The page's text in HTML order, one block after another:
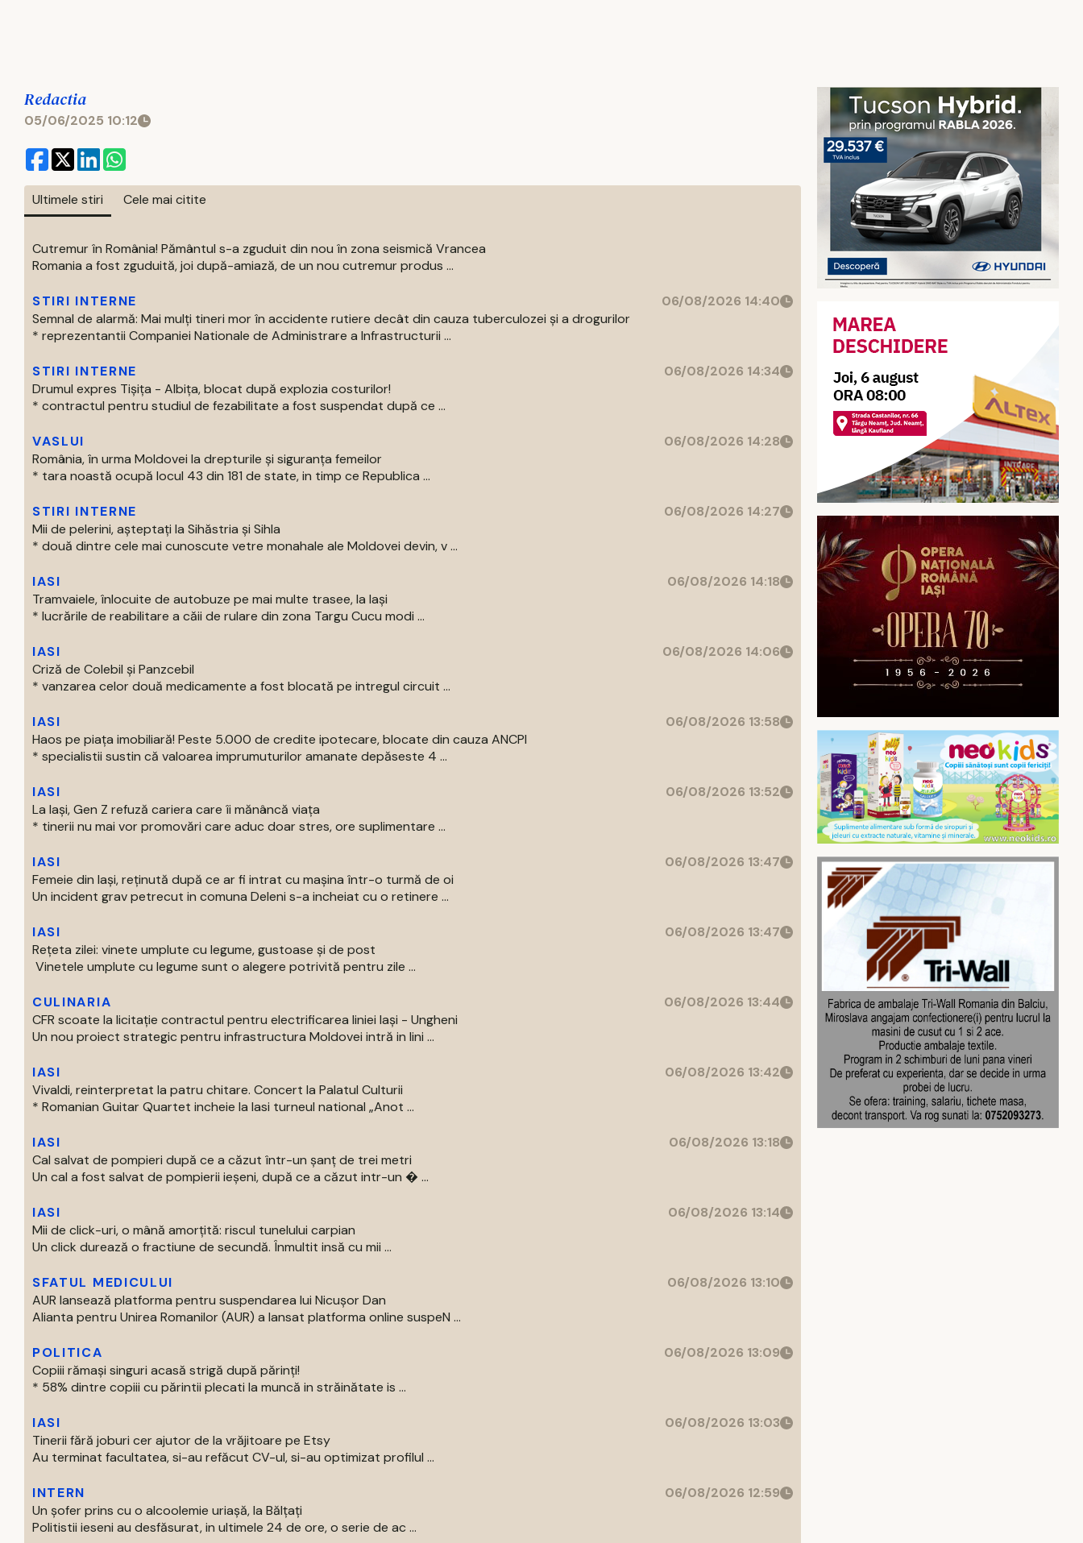
Redactia
05/06/2025 10:12
Ultimele stiri Cele mai citite
Cutremur în România! Pământul s-a zguduit din nou în zona seismică Vrancea
Romania a fost zguduită, joi după-amiază, de un nou cutremur produs ...
STIRI INTERNE
06/08/2026 14:40
Semnal de alarmă: Mai mulți tineri mor în accidente rutiere decât din cauza tuberculozei și a drogurilor
* reprezentantii Companiei Nationale de Administrare a Infrastructurii ...
STIRI INTERNE
06/08/2026 14:34
Drumul expres Tișița - Albița, blocat după explozia costurilor!
* contractul pentru studiul de fezabilitate a fost suspendat după ce ...
VASLUI
06/08/2026 14:28
România, în urma Moldovei la drepturile și siguranța femeilor
* tara noastă ocupă locul 43 din 181 de state, in timp ce Republica ...
STIRI INTERNE
06/08/2026 14:27
Mii de pelerini, așteptați la Sihăstria și Sihla
* două dintre cele mai cunoscute vetre monahale ale Moldovei devin, v ...
IASI
06/08/2026 14:18
Tramvaiele, înlocuite de autobuze pe mai multe trasee, la Iași
* lucrările de reabilitare a căii de rulare din zona Targu Cucu modi ...
IASI
06/08/2026 14:06
Criză de Colebil și Panzcebil
* vanzarea celor două medicamente a fost blocată pe intregul circuit ...
IASI
06/08/2026 13:58
Haos pe piața imobiliară! Peste 5.000 de credite ipotecare, blocate din cauza ANCPI
* specialistii sustin că valoarea imprumuturilor amanate depăseste 4 ...
IASI
06/08/2026 13:52
La Iași, Gen Z refuză cariera care îi mănâncă viața
* tinerii nu mai vor promovări care aduc doar stres, ore suplimentare ...
IASI
06/08/2026 13:47
Femeie din Iași, reținută după ce ar fi intrat cu mașina într-o turmă de oi
Un incident grav petrecut in comuna Deleni s-a incheiat cu o retinere ...
IASI
06/08/2026 13:47
Rețeta zilei: vinete umplute cu legume, gustoase și de post
Vinetele umplute cu legume sunt o alegere potrivită pentru zile ...
CULINARIA
06/08/2026 13:44
CFR scoate la licitație contractul pentru electrificarea liniei Iași - Ungheni
Un nou proiect strategic pentru infrastructura Moldovei intră in lini ...
IASI
06/08/2026 13:42
Vivaldi, reinterpretat la patru chitare. Concert la Palatul Culturii
* Romanian Guitar Quartet incheie la Iasi turneul national „Anot ...
IASI
06/08/2026 13:18
Cal salvat de pompieri după ce a căzut într-un şanţ de trei metri
Un cal a fost salvat de pompierii ieşeni, după ce a căzut intr-un � ...
IASI
06/08/2026 13:14
Mii de click-uri, o mână amorțită: riscul tunelului carpian
Un click durează o fractiune de secundă. Înmultit insă cu mii ...
SFATUL MEDICULUI
06/08/2026 13:10
AUR lansează platforma pentru suspendarea lui Nicușor Dan
Alianta pentru Unirea Romanilor (AUR) a lansat platforma online suspeN ...
POLITICA
06/08/2026 13:09
Copiii rămași singuri acasă strigă după părinți!
* 58% dintre copiii cu părintii plecati la muncă in străinătate is ...
IASI
06/08/2026 13:03
Tinerii fără joburi cer ajutor de la vrăjitoare pe Etsy
Au terminat facultatea, si-au refăcut CV-ul, si-au optimizat profilul ...
INTERN
06/08/2026 12:59
Un șofer prins cu o alcoolemie uriașă, la Bălțați
Politistii ieseni au desfăsurat, in ultimele 24 de ore, o serie de ac ...